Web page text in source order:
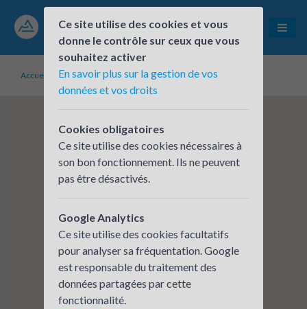
Accueil Établissements inscrits AC2H
Ce site utilise des cookies et vous
donne le contrôle sur ceux que vous
souhaitez activer
En savoir plus sur la gestion de vos
données et vos droits
Cookies obligatoires
Ce site utilise des cookies nécessaires à
son bon fonctionnement. Ils ne peuvent
pas être désactivés.
Google Analytics
Ce site utilise des cookies facultatifs
pour analyser sa fréquentation. Google
est responsable du traitement des
données partagées par cette
fonctionnalité.